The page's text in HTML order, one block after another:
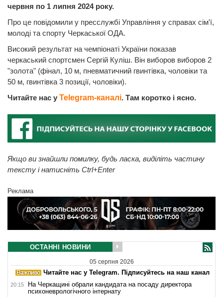
червня по 1 липня 2024 року.
Про це повідомили у пресслужбі Управління у справах сім'ї,
молоді та спорту Черкаської ОДА.
Високий результат на чемпіонаті України показав
черкаський спортсмен Сергій Куліш. Він виборов виборов 2
"золота" (фінал, 10 м, пневматичний гвинтівка, чоловіки та
50 м, гвинтівка 3 позиції, чоловіки).
Читайте нас у Telegram-каналі. Там коротко і ясно.
Якщо ви знайшли помилку, будь ласка, виділіть частину
тексту і натисніть Ctrl+Enter
Реклама
ОСТАННІ НОВИНИ
05 серпня 2026
Читайте нас у Telegram. Підписуйтесь на наш канал
20:15
На Черкащині обрали кандидата на посаду директора
психоневрологічного інтернату